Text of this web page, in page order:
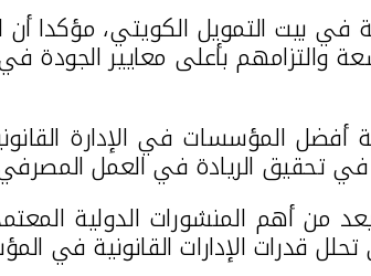
في بيت التمويل الكويتي، مؤكدا
والتزامهم بأعلى معايير الجودة
أفضل المؤسسات في الإدارة
في تحقيق الريادة في العمل
من أهم المنشورات الدولية
قدرات الإدارات القانونية في